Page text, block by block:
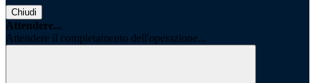
Chiudi
Attendere...
Attendere il completamento dell'operazione...